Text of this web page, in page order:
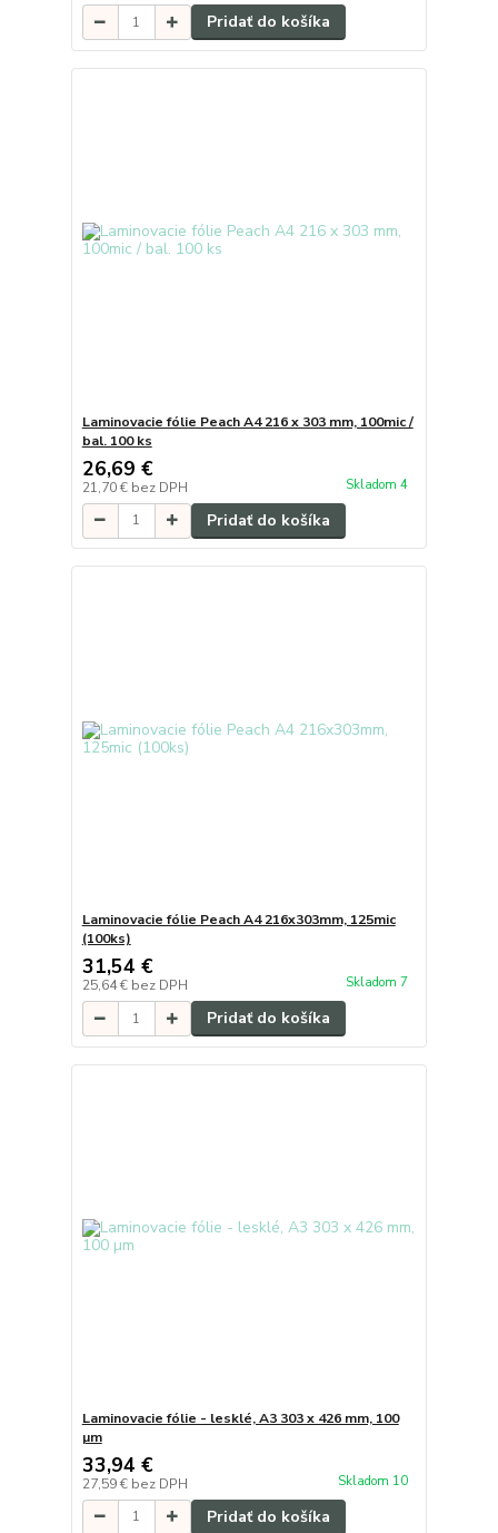
Pridať do košíka
Laminovacie fólie Peach A4 216 x 303 mm, 100mic /
bal. 100 ks
26,69 €
21,70 € bez DPH Skladom 4
Pridať do košíka
Laminovacie fólie Peach A4 216x303mm, 125mic
(100ks)
31,54 €
25,64 € bez DPH Skladom 7
Pridať do košíka
Laminovacie fólie - lesklé, A3 303 x 426 mm, 100
µm
33,94 €
27,59 € bez DPH Skladom 10
Pridať do košíka